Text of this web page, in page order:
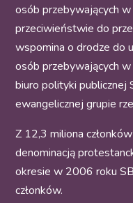
osób przebywających
przeciwieństwie do
wspomina o drodze do
osób przebywających w
biuro polityki publicznej
ewangelicznej grupie
Z 12,3 miliona
denominacją
okresie w 2006 roku
członków.